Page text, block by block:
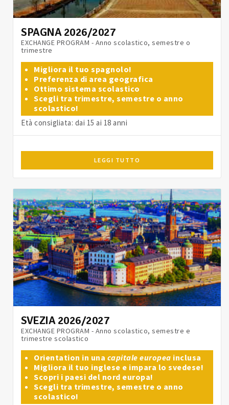
SPAGNA 2026/2027
EXCHANGE PROGRAM - Anno scolastico, semestre o
trimestre
Migliora il tuo spagnolo!
Preferenza di area geografica
Ottimo sistema scolastico
Scegli tra trimestre, semestre o anno
scolastico!
Età consigliata: dai 15 ai 18 anni
LEGGI TUTTO
SVEZIA 2026/2027
EXCHANGE PROGRAM - Anno scolastico, semestre e
trimestre scolastico
Orientation in una capitale europea inclusa
Migliora il tuo inglese e impara lo svedese!
Scopri i paesi del nord europa!
Scegli tra trimestre, semestre o anno
scolastico!